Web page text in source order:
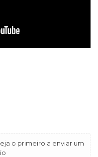
o primeiro a enviar um